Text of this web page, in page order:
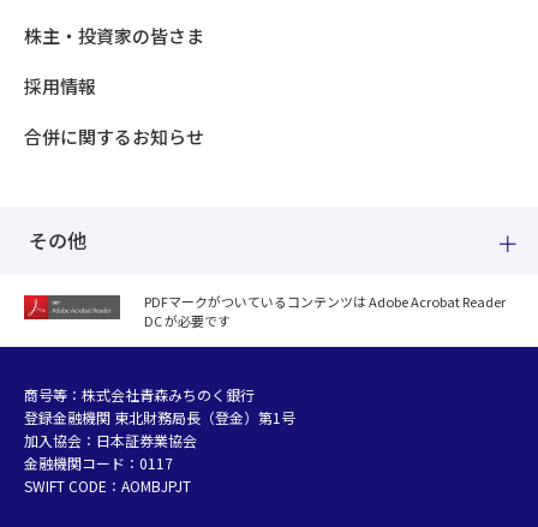
株主・投資家の皆さま
採用情報
合併に関するお知らせ
その他
紛失した場合
個人データおよび法人情報に関するグループ共同利用について
マネー・ローンダリング等及び金融犯罪の防止について
販売勧誘方針
お客さまの資産形成支援に向けた業務運営方針
PDFマークがついているコンテンツは Adobe Acrobat Reader
DC が必要です
商号等：株式会社青森みちのく銀行
登録金融機関 東北財務局長（登金）第1号
加入協会：日本証券業協会
金融機関コード：0117
SWIFT CODE：AOMBJPJT